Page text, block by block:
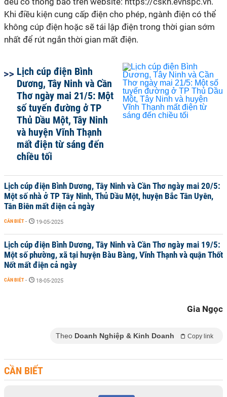
Khi điều kiện cung cấp điện cho phép, ngành điện có thể
không cúp điện hoặc sẽ tái lập điện trong thời gian sớm
nhất để rút ngắn thời gian mất điện.
Lịch cúp điện Bình
Dương, Tây Ninh và Cần
Thơ ngày mai 21/5: Một
số tuyến đường ở TP
Thủ Dầu Một, Tây Ninh
và huyện Vĩnh Thạnh
mất điện từ sáng đến
chiều tối
Lịch cúp điện Bình Dương, Tây Ninh và Cần Thơ ngày mai 20/5:
Một số nhà ở TP Tây Ninh, Thủ Dầu Một, huyện Bắc Tân Uyên,
Tân Biên mất điện cả ngày
CẦN BIẾT - 19-05-2025
Lịch cúp điện Bình Dương, Tây Ninh và Cần Thơ ngày mai 19/5:
Một số phường, xã tại huyện Bàu Bàng, Vĩnh Thạnh và quận Thốt
Nốt mất điện cả ngày
CẦN BIẾT - 18-05-2025
Gia Ngọc
Theo Doanh Nghiệp & Kinh Doanh Copy link
CẦN BIẾT